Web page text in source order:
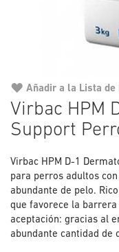
Virbac HPM
Support
Virbac HPM D-1
para perros adultos
abundante de pelo.
que favorece la
aceptación: gracias al
abundante cantidad de
Añadir a la Lista de